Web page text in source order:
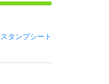
スタンプシート